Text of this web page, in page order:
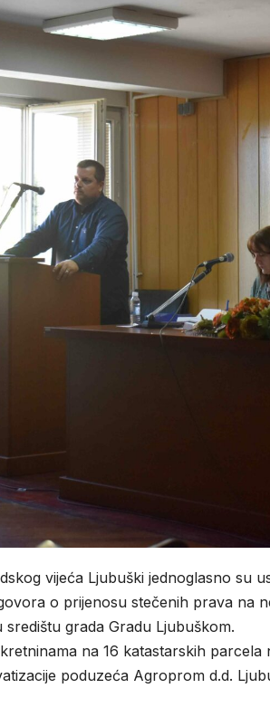
vijeća Ljubuški jednoglasno su
o prijenosu stečenih prava na
središtu grada Gradu Ljubuškom.
na 16 katastarskih
poduzeća Agroprom d.d.